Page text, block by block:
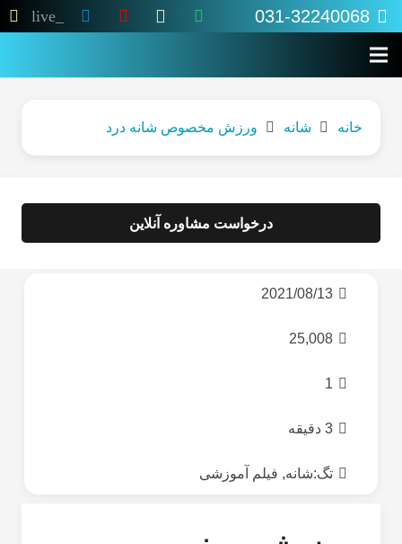
031-32240068
live_tv
خانه شانه ورزش مخصوص شانه درد
درخواست مشاوره آنلاین
2021/08/13
25,008
1
3 دقیقه
تگ:شانه, فیلم آموزشی